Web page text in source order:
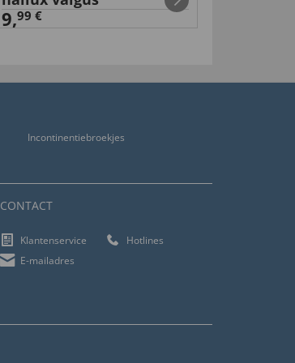
9,99 €
Incontinentiebroekjes
CONTACT
Klantenservice
Hotlines
E-mailadres